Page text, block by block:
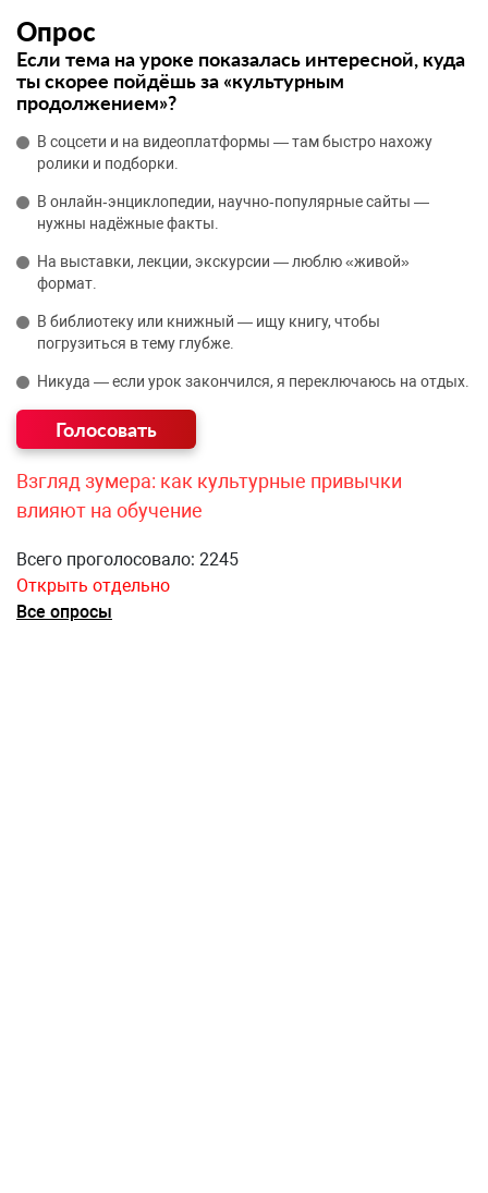
Опрос
Если тема на уроке показалась интересной, куда
ты скорее пойдёшь за «культурным
продолжением»?
В соцсети и на видеоплатформы — там быстро нахожу
ролики и подборки.
В онлайн‑энциклопедии, научно‑популярные сайты —
нужны надёжные факты.
На выставки, лекции, экскурсии — люблю «живой»
формат.
В библиотеку или книжный — ищу книгу, чтобы
погрузиться в тему глубже.
Никуда — если урок закончился, я переключаюсь на отдых.
Взгляд зумера: как культурные привычки
влияют на обучение
Всего проголосовало: 2245
Открыть отдельно
Все опросы